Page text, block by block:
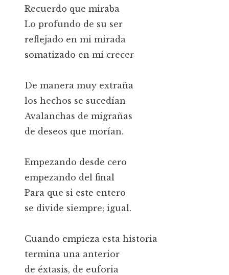
Recuerdo que miraba
Lo profundo de su ser
reflejado en mi mirada
somatizado en mí crecer
De manera muy extraña
los hechos se sucedían
Avalanchas de migrañas
de deseos que morían.
Empezando desde cero
empezando del final
Para que si este entero
se divide siempre; igual.
Cuando empieza esta historia
termina una anterior
de éxtasis, de euforia